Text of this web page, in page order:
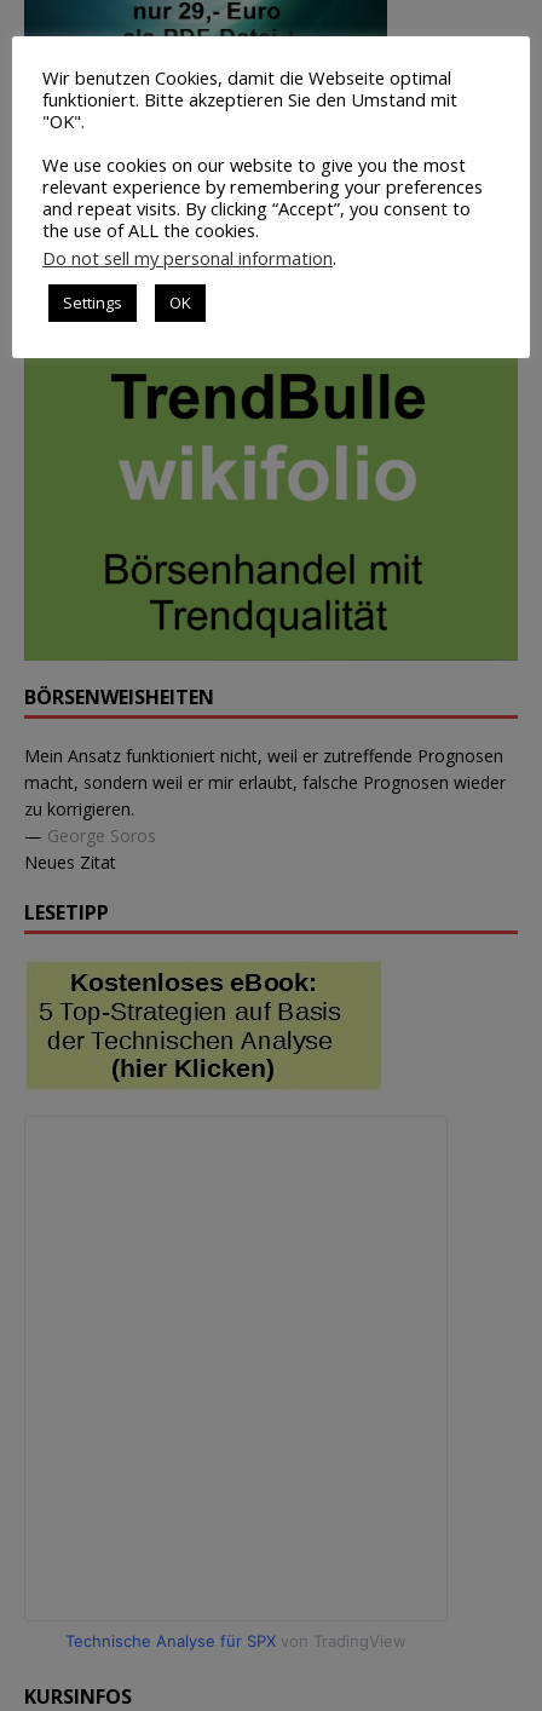
Trading
INFO
UNSER PORTFOLIO: BILD ANKLICKEN
BÖRSENWEISHEITEN
Mein Ansatz funktioniert nicht, weil er zutreffende Prognosen
macht, sondern weil er mir erlaubt, falsche Prognosen wieder
zu korrigieren.
— George Soros
Neues Zitat
LESETIPP
Technische Analyse für SPX von TradingView
KURSINFOS
Wir benutzen Cookies, damit die Webseite optimal
funktioniert. Bitte akzeptieren Sie den Umstand mit
"OK".
We use cookies on our website to give you the most
relevant experience by remembering your preferences
and repeat visits. By clicking “Accept”, you consent to
the use of ALL the cookies.
Do not sell my personal information.
Settings OK